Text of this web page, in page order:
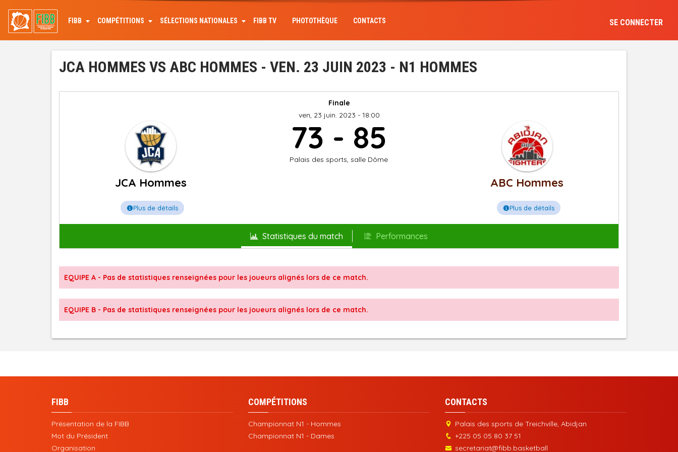
contenu
principal
FIBB COMPÉTITIONS SÉLECTIONS NATIONALES FIBB TV PHOTOTHÈQUE CONTACTS SE CONNECTER
JCA HOMMES VS ABC HOMMES - VEN. 23 JUIN 2023 - N1 HOMMES
Finale
ven, 23 juin. 2023 - 18:00
JCA Hommes
Plus de détails
73 - 85
Palais des sports, salle Dôme
ABC Hommes
Plus de détails
Statistiques du match Performances
EQUIPE A - Pas de statistiques renseignées pour les joueurs alignés lors de ce match.
EQUIPE B - Pas de statistiques renseignées pour les joueurs alignés lors de ce match.
FIBB
Présentation de la FIBB
Mot du Président
Organisation
COMPÉTITIONS
Championnat N1 - Hommes
Championnat N1 - Dames
CONTACTS
Palais des sports de Treichville, Abidjan
+225 05 05 80 37 51
secretariat@fibb.basketball